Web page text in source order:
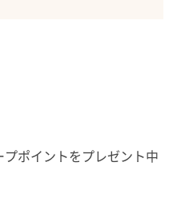
ポイントをプレゼント中